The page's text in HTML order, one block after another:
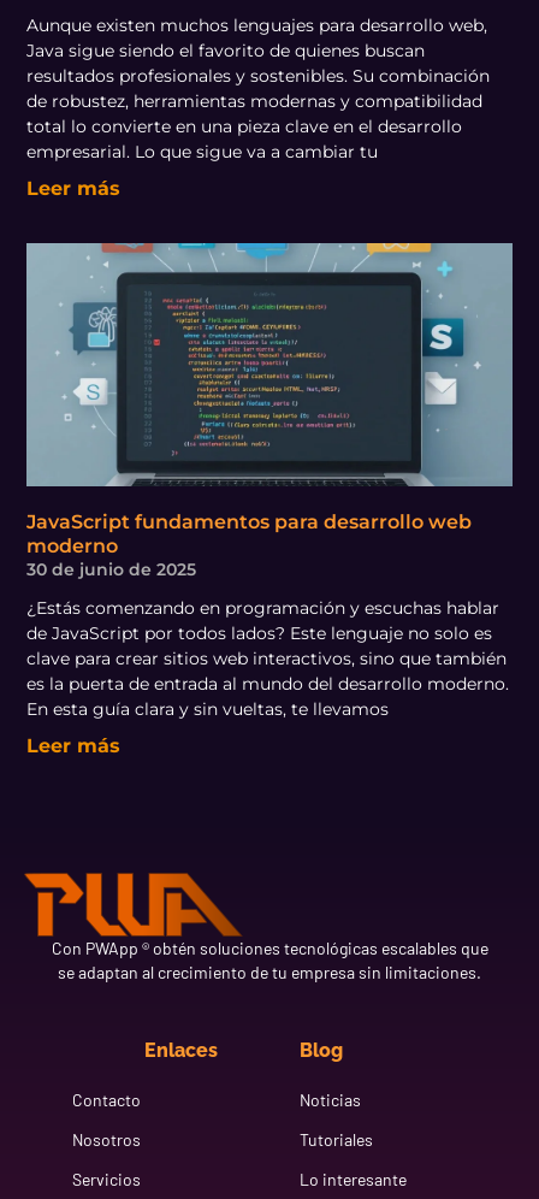
Aunque existen muchos lenguajes para desarrollo web,
Java sigue siendo el favorito de quienes buscan
resultados profesionales y sostenibles. Su combinación
de robustez, herramientas modernas y compatibilidad
total lo convierte en una pieza clave en el desarrollo
empresarial. Lo que sigue va a cambiar tu
Leer más
JavaScript fundamentos para desarrollo web
moderno
30 de junio de 2025
¿Estás comenzando en programación y escuchas hablar
de JavaScript por todos lados? Este lenguaje no solo es
clave para crear sitios web interactivos, sino que también
es la puerta de entrada al mundo del desarrollo moderno.
En esta guía clara y sin vueltas, te llevamos
Leer más
Con PWApp ® obtén soluciones tecnológicas escalables que
se adaptan al crecimiento de tu empresa sin limitaciones.
Enlaces
Contacto
Nosotros
Servicios
Blog
Noticias
Tutoriales
Lo interesante